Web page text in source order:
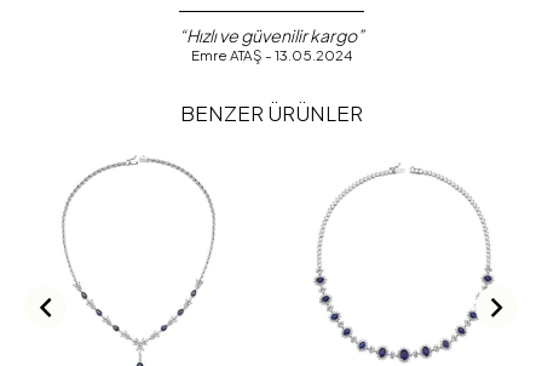
“Hızlı ve güvenilir kargo”
Emre ATAŞ - 13.05.2024
BENZER ÜRÜNLER